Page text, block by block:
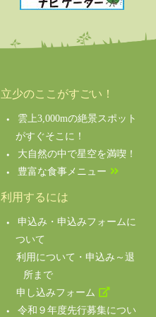
立少のここがすごい！
雲上3,000mの絶景スポット
がすぐそこに！
大自然の中で星空を満喫！
豊富な食事メニュー
利用するには
申込み・申込みフォームに
ついて
利用について・申込み～退
所まで
申し込みフォーム
令和９年度先行募集につい